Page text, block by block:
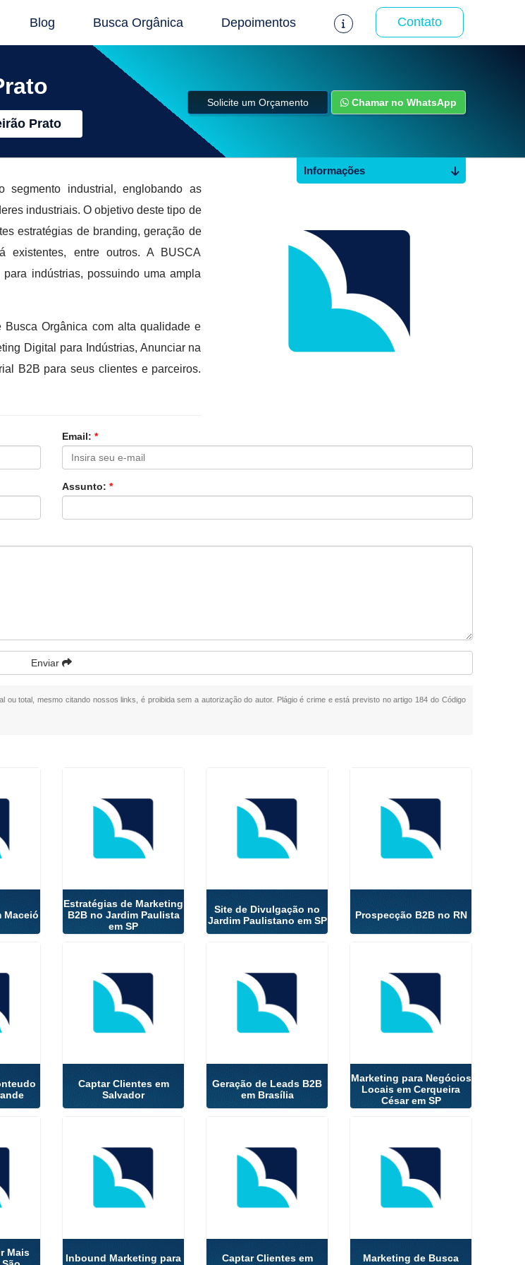
Blog Busca Orgânica Depoimentos Contato
Prato
Solicite um Orçamento Chamar no WhatsApp
industrial, englobando as
industriais. O objetivo deste tipo de
estratégias de branding, geração de
existentes, entre outros. A BUSCA
indústrias, possuindo uma ampla
Orgânica com alta qualidade e
Digital para Indústrias, Anunciar na
B2B para seus clientes e parceiros.
Email: *
Assunto: *
Enviar
ou total, mesmo citando nossos links, é proibida sem a autorização do autor. Plágio é crime e está previsto no artigo 184 do Código
Informações
Maceió
Estratégias de Marketing
B2B no Jardim Paulista
em SP
Site de Divulgação no
Jardim Paulistano em SP
Prospecção B2B no RN
Captar Clientes em
Salvador
Geração de Leads B2B
em Brasília
Marketing para Negócios
Locais em Cerqueira
César em SP
Mais
Inbound Marketing para
Captar Clientes em
Marketing de Busca